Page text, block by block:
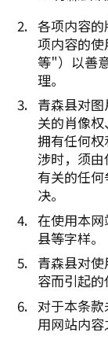
各项内容
项内容的
等"）以善
理。
青森县对
关的肖像
拥有任何
涉时，须
有关的任
决。
在使用本
县等字样。
青森县对
容而引起的
对于本条
用网站内容